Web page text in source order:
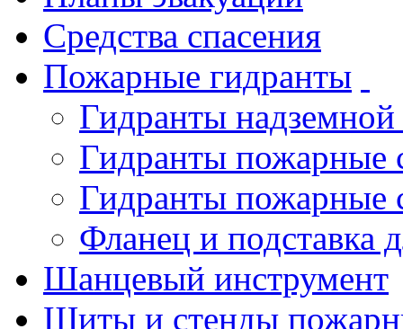
Средства спасения
Пожарные гидранты
Гидранты
Гидранты пожарные
Гидранты пожарные
Фланец и подставка
Шанцевый инструмент
Щиты и стенды